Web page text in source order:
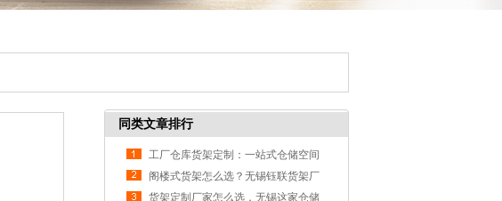
同类文章排行
工厂仓库货架定制：一站式仓储空间
选无锡钰联工业货架
阁楼式货架怎么选？无锡钰联货架厂
家教你如何避坑
货架定制厂家怎么选，无锡这家仓储